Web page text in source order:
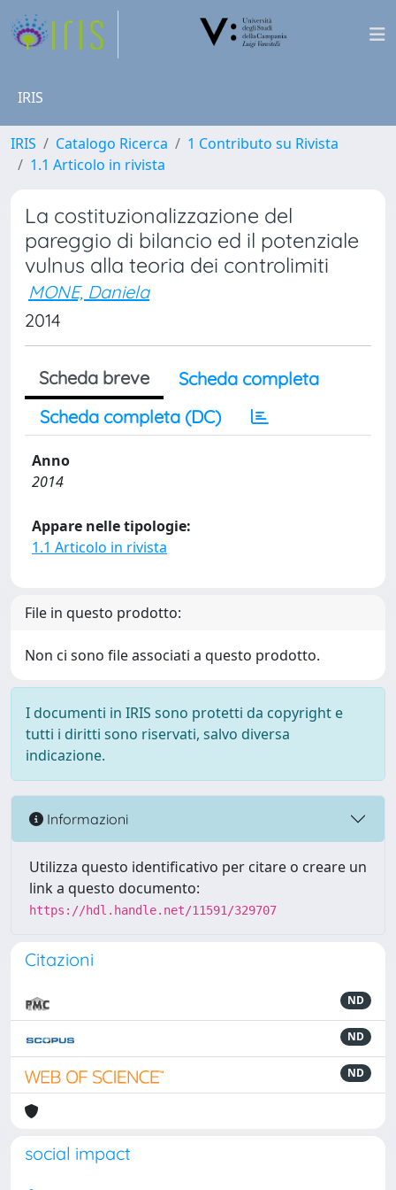
IRIS
IRIS Catalogo Ricerca
1 Contributo su Rivista
1.1 Articolo in rivista
La costituzionalizzazione del
pareggio di bilancio ed il potenziale
vulnus alla teoria dei controlimiti
MONE, Daniela
2014
Scheda breve
Scheda completa
Scheda completa (DC)
Anno
2014
Appare nelle tipologie:
1.1 Articolo in rivista
File in questo prodotto:
Non ci sono file associati a questo prodotto.
I documenti in IRIS sono protetti da copyright e
tutti i diritti sono riservati, salvo diversa
indicazione.
Informazioni
Utilizza questo identificativo per citare o creare un
link a questo documento:
https://hdl.handle.net/11591/329707
Citazioni
ND
ND
ND
social impact